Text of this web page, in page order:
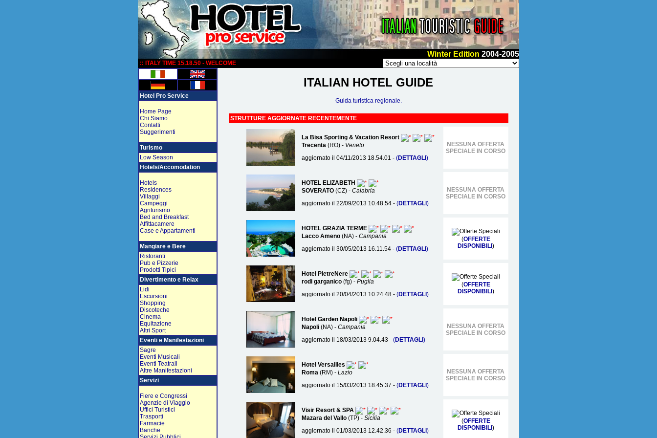
Winter Edition 2004-2005
:: ITALY TIME 15.18.50 - WELCOME
Hotel Pro Service
Home Page
Chi Siamo
Contatti
Suggerimenti
Turismo
Low Season
Hotels/Accomodation
Hotels
Residences
Villaggi
Campeggi
Agriturismo
Bed and Breakfast
Affittacamere
Case e Appartamenti
Mangiare e Bere
Ristoranti
Pub e Pizzerie
Prodotti Tipici
Divertimento e Relax
Lidi
Escursioni
Shopping
Discoteche
Cinema
Equitazione
Altri Sport
Eventi e Manifestazioni
Sagre
Eventi Musicali
Eventi Teatrali
Altre Manifestazioni
Servizi
Fiere e Congressi
Agenzie di Viaggio
Uffici Turistici
Trasporti
Farmacie
Banche
ITALIAN HOTEL GUIDE
Guida turistica regionale.
STRUTTURE AGGIORNATE RECENTEMENTE
La Bisa Sporting & Vacation Resort
Trecenta(RO) - Veneto
aggiornato il 04/11/2013 18.54.01 - (DETTAGLI )
NESSUNA OFFERTA
SPECIALE IN CORSO
HOTEL ELIZABETH
SOVERATO(CZ) - Calabria
aggiornato il 22/09/2013 10.48.54 - (DETTAGLI )
NESSUNA OFFERTA
SPECIALE IN CORSO
HOTEL GRAZIA TERME
Lacco Ameno (NA) - Campania
aggiornato il 30/05/2013 16.11.54 - (DETTAGLI )
(OFFERTE
DISPONIBILI )
Hotel PietreNere
rodi garganico(fg) - Puglia
aggiornato il 20/04/2013 10.24.48 - (DETTAGLI )
(OFFERTE
DISPONIBILI )
Hotel Garden Napoli
Napoli(NA) - Campania
aggiornato il 18/03/2013 9.04.43 - (DETTAGLI )
NESSUNA OFFERTA
SPECIALE IN CORSO
Hotel Versailles
Roma(RM) - Lazio
aggiornato il 15/03/2013 18.45.37 - (DETTAGLI )
NESSUNA OFFERTA
SPECIALE IN CORSO
Visir Resort & SPA
Mazara del Vallo(TP) - Sicilia
aggiornato il 01/03/2013 12.42.36 - (DETTAGLI )
(OFFERTE
DISPONIBILI )